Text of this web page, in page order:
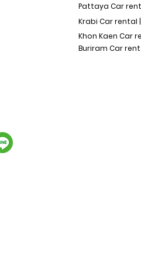
Pattaya Car
Krabi Car rental |
Khon Kaen Car
Buriram Car